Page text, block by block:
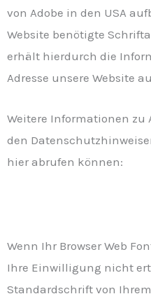
von Adobe in den USA
Website benötigte
erhält hierdurch die
Adresse unsere Website
Weitere Informationen zu
den
hier abrufen können:
Wenn Ihr Browser Web
Ihre Einwilligung nicht
Standardschrift von